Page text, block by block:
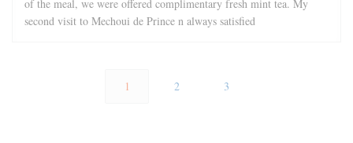
of the meal, we were offered complimentary fresh mint tea. My
second visit to Mechoui de Prince n always satisfied
1 2 3